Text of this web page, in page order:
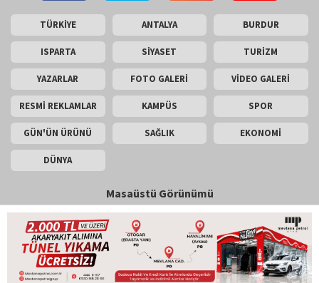
TÜRKİYE ANTALYA BURDUR
ISPARTA SİYASET TURİZM
YAZARLAR FOTO GALERİ VİDEO GALERİ
RESMİ REKLAMLAR KAMPÜS SPOR
GÜN'ÜN ÜRÜNÜ SAĞLIK EKONOMİ
DÜNYA
Masaüstü Görünümü
İletişim
Copyright © 2026 Gün Haber